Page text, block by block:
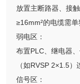
放置主断路器、接
≥16mm²的电缆需单
弱电区：
布置PLC、继电器
（如RVSP 2×1.5）
信号区：